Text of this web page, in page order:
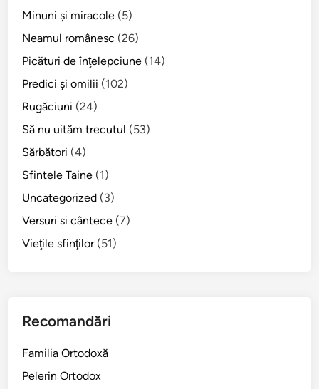
r
r
â
n
i
e
n
u
u
s
l
Minuni şi miracole (5)
Neamul românesc (26)
Picături de înţelepciune (14)
Predici şi omilii (102)
Rugăciuni (24)
Să nu uităm trecutul (53)
Sărbători (4)
Sfintele Taine (1)
Uncategorized (3)
Versuri si cântece (7)
Vieţile sfinţilor(51)
Recomandări
Familia Ortodoxă
Pelerin Ortodox